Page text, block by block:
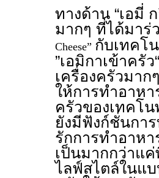
ทางด้าน “เอมี่
มากๆ ที่ได้มาร่
Cheese” กับเทคโ
”เอมิกาเข้าครั
เครื่องครัวมา
ให้การทำอาหา
ครัวของเทคโ
ยังมีฟังก์ชั่นกา
รักการทำอาหา
เป็นมากกว่าแ
ไลฟ์สไตล์ในแบ